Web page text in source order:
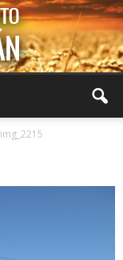
img_2215